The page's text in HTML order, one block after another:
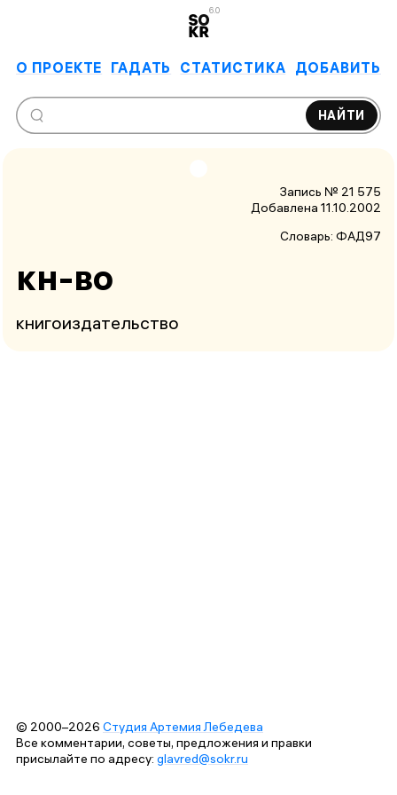
6.0
О ПРОЕКТЕ ГАДАТЬ СТАТИСТИКА ДОБАВИТЬ
НАЙТИ
Запись № 21 575
Добавлена 11.10.2002
Словарь: ФАД97
кн-во
книгоиздательство
© 2000–2026 Студия Артемия Лебедева
Все комментарии, советы, предложения и правки
присылайте по адресу: glavred@sokr.ru